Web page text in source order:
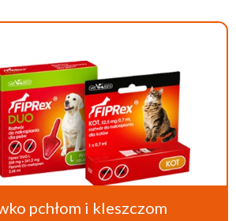
pchłom i kleszczom